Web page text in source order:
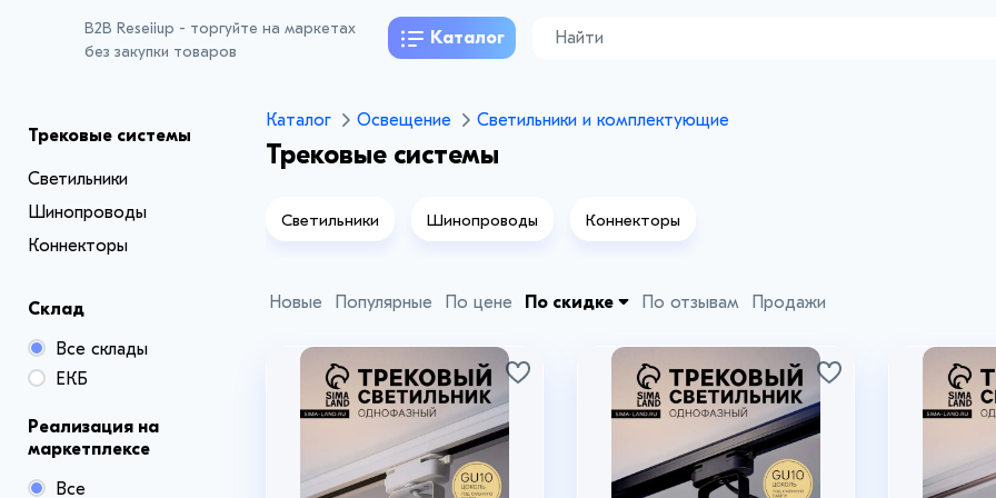
B2B Reseiiup - торгуйте на маркетах
без закупки товаров
Каталог
Трековые системы
Светильники
Шинопроводы
Коннекторы
Склад
Все склады
ЕКБ
Реализация на
маркетплексе
Все
Каталог Освещение Светильники и комплектующие
Трековые системы
Светильники Шинопроводы Коннекторы
Новые Популярные По цене По скидке По отзывам Продажи
+4 +3